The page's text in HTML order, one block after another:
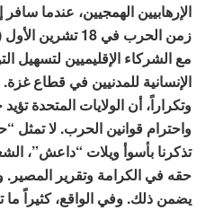
الإرهابيين الهمجيين، عندما
زمن الحرب في 18
مع الشركاء الإقليميين لتسهيل
الإنسانية للمدنيين في قطاع
وتكراراً، أن الولايات المتحدة تؤيد
واحترام قوانين الحرب. لا تمثل
تذكرنا بأسوأ ويلات “داعش”،
حقه في الكرامة وتقرير المصير.
يضمن ذلك. وفي الواقع، كثيراً